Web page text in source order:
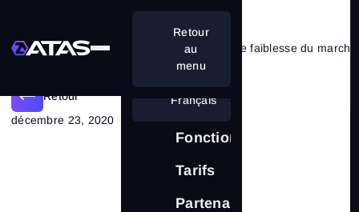
Fonctionnalités
Tarifs
Partenariat
Français
Retour
au
menu
Comment reconnaître les signes de faiblesse du marché
Retour
décembre 23, 2020